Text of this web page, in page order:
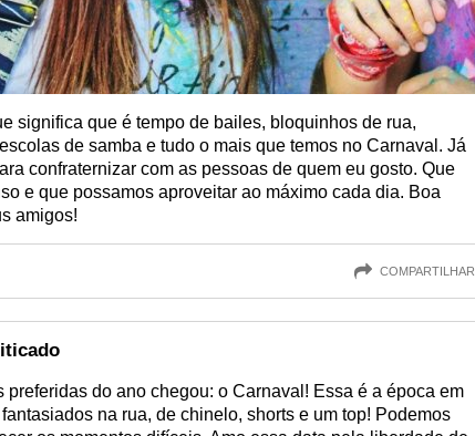
significa que é tempo de bailes, bloquinhos de rua,
de samba e tudo o mais que temos no Carnaval. Já
confraternizar com as pessoas de quem eu gosto. Que
e que possamos aproveitar ao máximo cada dia. Boa
amigos!
COMPARTILHAR
preferidas do ano chegou: o Carnaval! Essa é a época em
na rua, de chinelo, shorts e um top! Podemos